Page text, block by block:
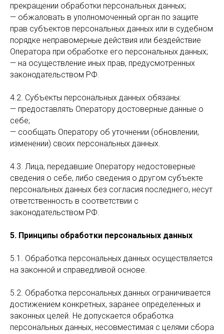
прекращении обработки персональных данных;
— обжаловать в уполномоченный орган по защите
прав субъектов персональных данных или в судебном
порядке неправомерные действия или бездействие
Оператора при обработке его персональных данных;
— на осуществление иных прав, предусмотренных
законодательством РФ.
4.2. Субъекты персональных данных обязаны:
— предоставлять Оператору достоверные данные о
себе;
— сообщать Оператору об уточнении (обновлении,
изменении) своих персональных данных.
4.3. Лица, передавшие Оператору недостоверные
сведения о себе, либо сведения о другом субъекте
персональных данных без согласия последнего, несут
ответственность в соответствии с
законодательством РФ.
5. Принципы обработки персональных данных
5.1. Обработка персональных данных осуществляется
на законной и справедливой основе.
5.2. Обработка персональных данных ограничивается
достижением конкретных, заранее определенных и
законных целей. Не допускается обработка
персональных данных, несовместимая с целями сбора